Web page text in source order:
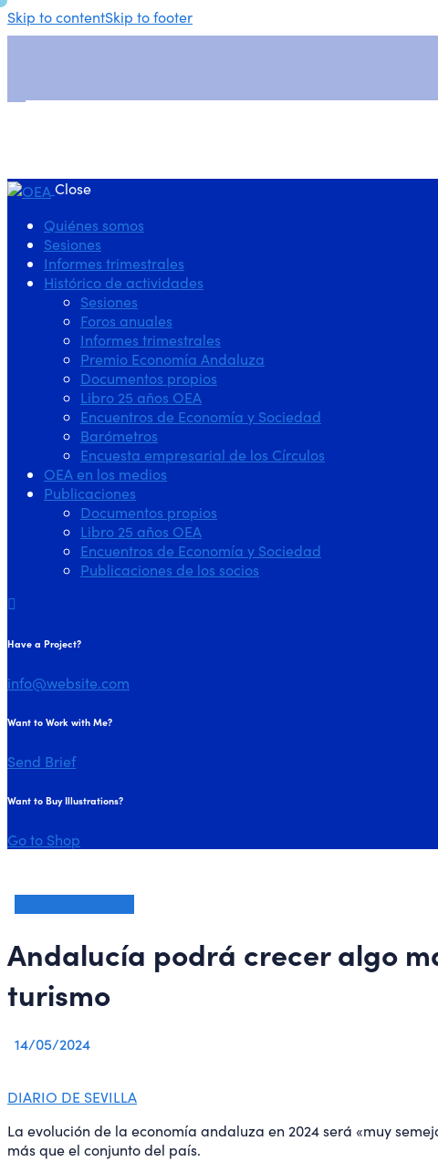
Skip to contentSkip to footer
Close
Quiénes somos
Sesiones
Informes trimestrales
Histórico de actividades
Sesiones
Foros anuales
Informes trimestrales
Premio Economía Andaluza
Documentos propios
Libro 25 años OEA
Encuentros de Economía y Sociedad
Barómetros
Encuesta empresarial de los Círculos
OEA en los medios
Publicaciones
Documentos propios
Libro 25 años OEA
Encuentros de Economía y Sociedad
Publicaciones de los socios
Have a Project?
info@website.com
Want to Work with Me?
Send Brief
Want to Buy Illustrations?
Go to Shop
Andalucía podrá crecer algo
turismo
14/05/2024
DIARIO DE SEVILLA
La evolución de la economía andaluza en 2024 será «muy
más que el conjunto del país.